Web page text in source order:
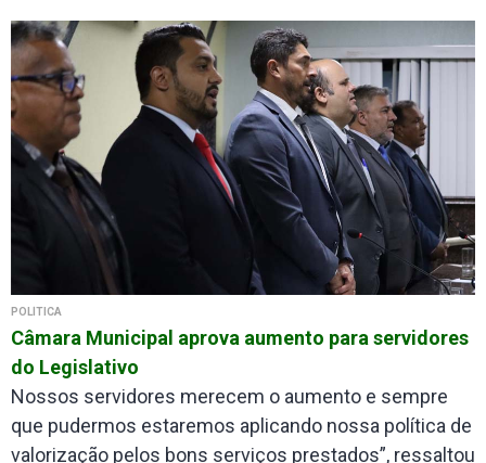
POLÍTICA
Câmara Municipal aprova aumento para servidores
do Legislativo
Nossos servidores merecem o aumento e sempre
que pudermos estaremos aplicando nossa política de
valorização pelos bons serviços prestados”, ressaltou